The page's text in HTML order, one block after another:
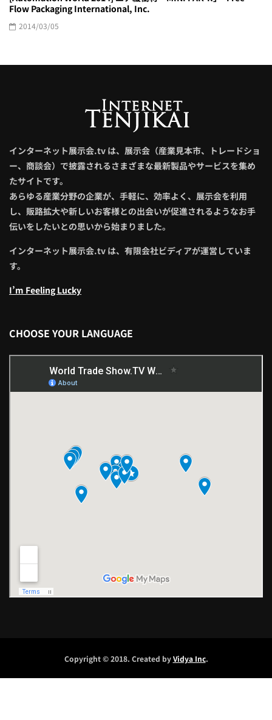
Flow Packaging International, Inc.
2014/03/05
インターネット展示会.tv は、展示会（産業見本市、トレードショ
ー、商談会）で披露されるさまざまな最新製品やサービスを集め
たサイトです。
あらゆる産業分野の企業が、手軽に、効率よく、展示会を利用
し、販路拡大や新しいお客様との出会いが促進されるようなお手
伝いをしたいとの思いから始まりました。
インターネット展示会.tv は、有限会社ビディアが運営していま
す。
I’m Feeling Lucky
CHOOSE YOUR LANGUAGE
Copyright © 2018. Created byVidya Inc.